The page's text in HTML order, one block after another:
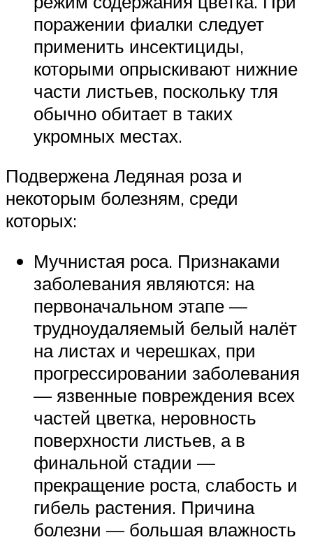
поражении фиалки следует
применить инсектициды,
которыми опрыскивают нижние
части листьев, поскольку тля
обычно обитает в таких
укромных местах.
Подвержена Ледяная роза и
некоторым болезням, среди
которых:
Мучнистая роса. Признаками
заболевания являются: на
первоначальном этапе —
трудноудаляемый белый налёт
на листах и черешках, при
прогрессировании заболевания
— язвенные повреждения всех
частей цветка, неровность
поверхности листьев, а в
финальной стадии —
прекращение роста, слабость и
гибель растения. Причина
болезни — большая влажность